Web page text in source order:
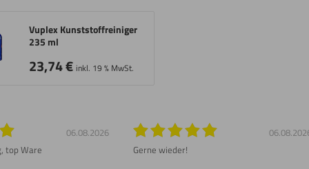
Vuplex Kunststoffreiniger
235 ml
23,74€ inkl. 19 % MwSt.
06.08.2026
top Ware
Gerne wieder!